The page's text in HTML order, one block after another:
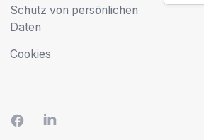
Schutz von persönlichen
Daten
Cookies